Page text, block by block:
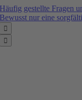
Zum
Inhalt
springen
Häufig gestellte Fragen
Bewusst nur eine

